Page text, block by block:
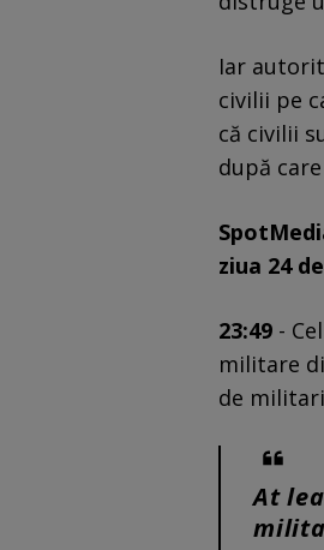
Iar
civilii pe
că civilii
după
ziua 24
23:49 -
militare
de
At